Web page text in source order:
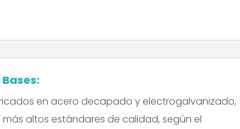
en acero decapado y electrogalvanizado,
altos estándares de calidad, según el